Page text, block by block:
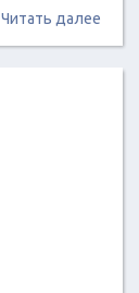
Читать далее